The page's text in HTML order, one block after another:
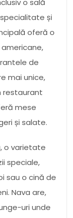
și
oferă o
de
mai unice,
restaurant
mese
și salate.
o varietate
speciale,
sau o cină de
Nava are,
uri unde